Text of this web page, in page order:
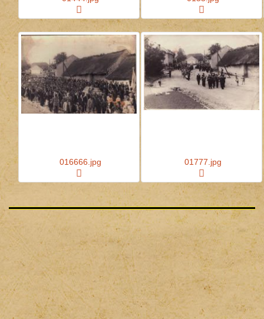
016666.jpg 01777.jpg